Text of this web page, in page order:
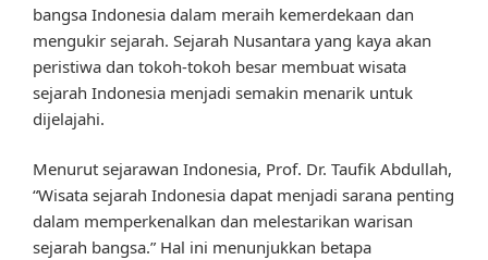
bangsa Indonesia dalam meraih kemerdekaan dan
mengukir sejarah. Sejarah Nusantara yang kaya akan
peristiwa dan tokoh-tokoh besar membuat wisata
sejarah Indonesia menjadi semakin menarik untuk
dijelajahi.
Menurut sejarawan Indonesia, Prof. Dr. Taufik Abdullah,
“Wisata sejarah Indonesia dapat menjadi sarana penting
dalam memperkenalkan dan melestarikan warisan
sejarah bangsa.” Hal ini menunjukkan betapa